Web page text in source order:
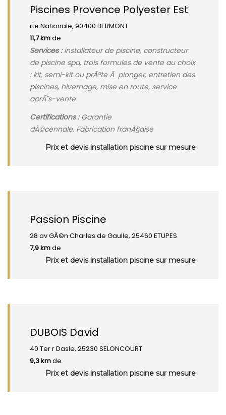
Piscines Provence Polyester Est
rte Nationale, 90400 BERMONT
11,7 kmde
Services :installateur de piscine, constructeur
de piscine spa, trois formules de vente au choix
: kit, semi-kit ou prÃªte Ã plonger, entretien des
piscines, hivernage, mise en route, service
aprÃ¨s-vente
Certifications :Garantie
dÃ©cennale, Fabrication franÃ§aise
Prix et devis installation piscine sur mesure
Passion Piscine
28 av GÃ©n Charles de Gaulle, 25460 ETUPES
7,9 kmde
Prix et devis installation piscine sur mesure
DUBOIS David
40 Ter r Dasle, 25230 SELONCOURT
9,3 kmde
Prix et devis installation piscine sur mesure